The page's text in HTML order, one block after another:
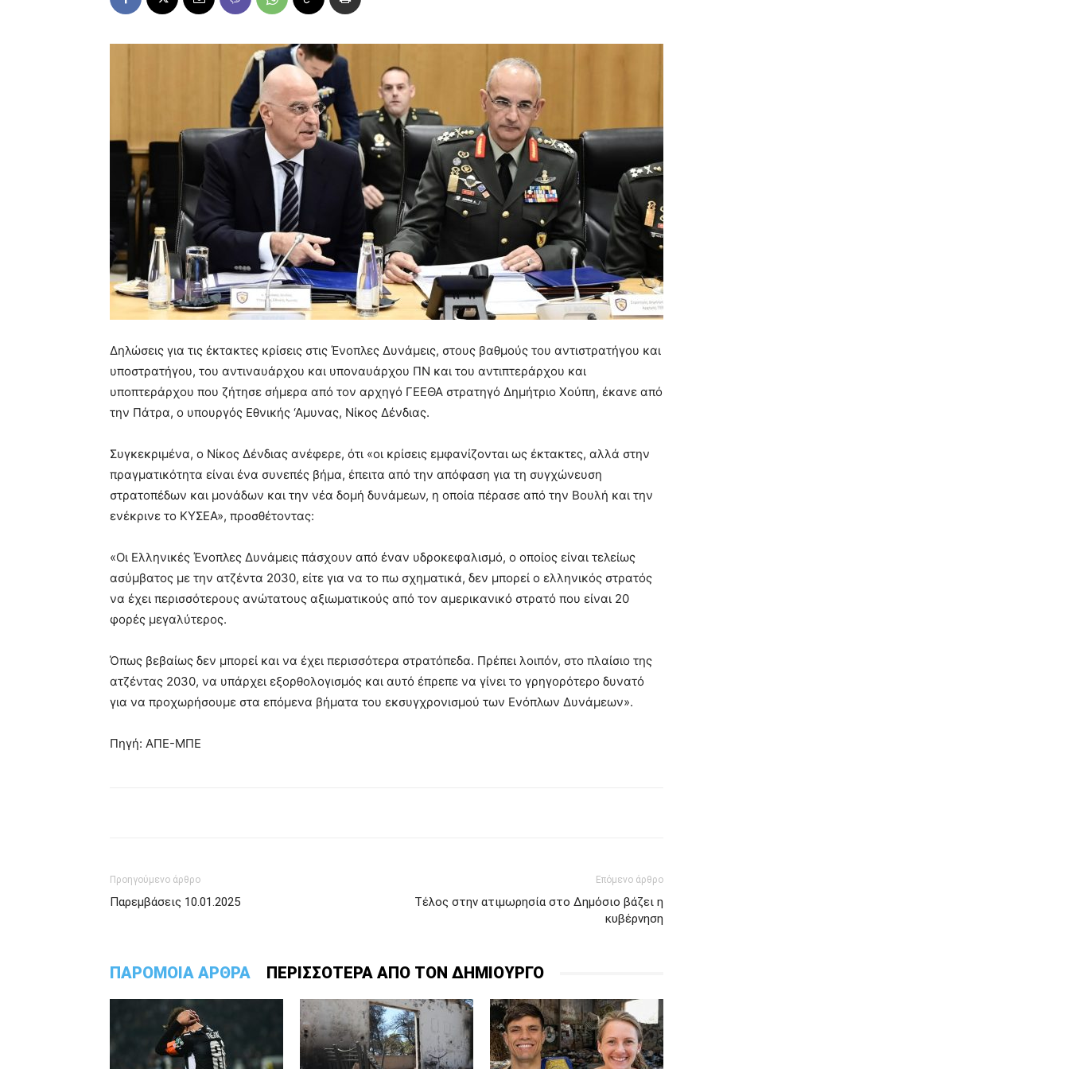
Δηλώσεις για τις έκτακτες κρίσεις στις Ένοπλες Δυνάμεις, στους βαθμούς του αντιστρατήγου και
υποστρατήγου, του αντιναυάρχου και υποναυάρχου ΠΝ και του αντιπτεράρχου και
υποπτεράρχου που ζήτησε σήμερα από τον αρχηγό ΓΕΕΘΑ στρατηγό Δημήτριο Χούπη, έκανε από
την Πάτρα, ο υπουργός Εθνικής ‘Αμυνας, Νίκος Δένδιας.
Συγκεκριμένα, ο Νίκος Δένδιας ανέφερε, ότι «οι κρίσεις εμφανίζονται ως έκτακτες, αλλά στην
πραγματικότητα είναι ένα συνεπές βήμα, έπειτα από την απόφαση για τη συγχώνευση
στρατοπέδων και μονάδων και την νέα δομή δυνάμεων, η οποία πέρασε από την Βουλή και την
ενέκρινε το ΚΥΣΕΑ», προσθέτοντας:
«Οι Ελληνικές Ένοπλες Δυνάμεις πάσχουν από έναν υδροκεφαλισμό, ο οποίος είναι τελείως
ασύμβατος με την ατζέντα 2030, είτε για να το πω σχηματικά, δεν μπορεί ο ελληνικός στρατός
να έχει περισσότερους ανώτατους αξιωματικούς από τον αμερικανικό στρατό που είναι 20
φορές μεγαλύτερος.
Όπως βεβαίως δεν μπορεί και να έχει περισσότερα στρατόπεδα. Πρέπει λοιπόν, στο πλαίσιο της
ατζέντας 2030, να υπάρχει εξορθολογισμός και αυτό έπρεπε να γίνει το γρηγορότερο δυνατό
για να προχωρήσουμε στα επόμενα βήματα του εκσυγχρονισμού των Ενόπλων Δυνάμεων».
Πηγή: ΑΠΕ-ΜΠΕ
Προηγούμενο άρθρο
Παρεμβάσεις 10.01.2025
Επόμενο άρθρο
Τέλος στην ατιμωρησία στο Δημόσιο βάζει η
κυβέρνηση
ΠΑΡΟΜΟΙΑ ΑΡΘΡΑ ΠΕΡΙΣΣΟΤΕΡΑ ΑΠΟ ΤΟΝ ΔΗΜΙΟΥΡΓΟ